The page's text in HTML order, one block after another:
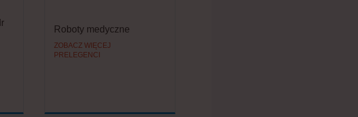
Roboty medyczne
ZOBACZ WIĘCEJ
PRELEGENCI